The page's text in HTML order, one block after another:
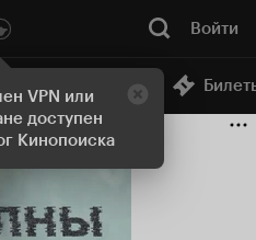
VPN или
доступен
Кинопоиска
Войти
Онлайн-кинотеатр